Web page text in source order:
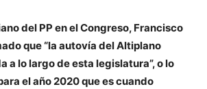
del PP en el Congreso, Francisco
que “la autovía del Altiplano
a lo largo de esta legislatura”, o lo
el año 2020 que es cuando